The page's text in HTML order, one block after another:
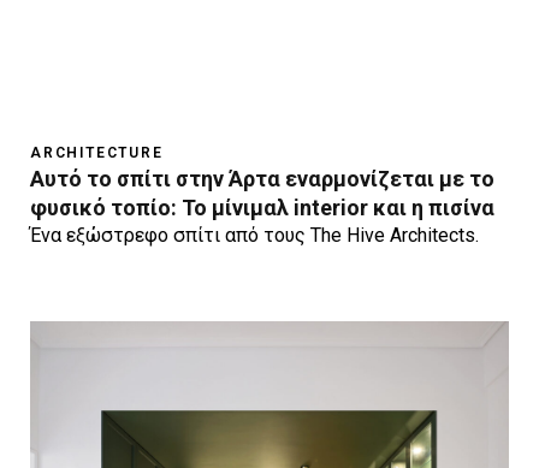
ARCHITECTURE
Αυτό το σπίτι στην Άρτα εναρμονίζεται με το
φυσικό τοπίο: To μίνιμαλ interior και η πισίνα
Ένα εξώστρεφο σπίτι από τους The Hive Architects.